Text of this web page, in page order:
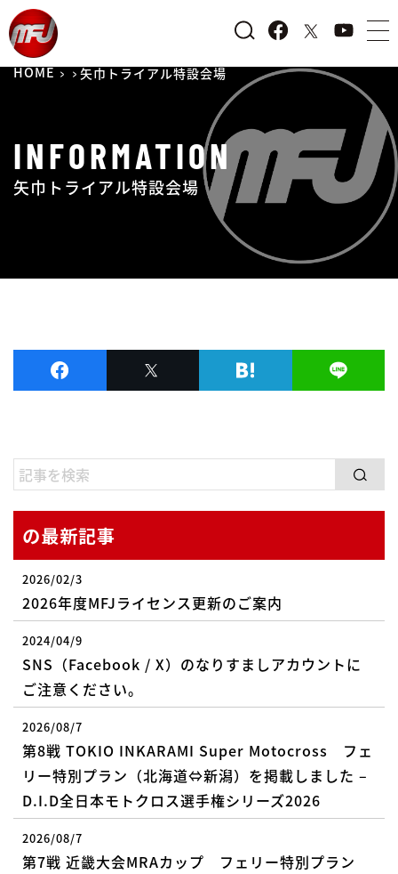
HOME 矢巾トライアル特設会場
INFORMATION
矢巾トライアル特設会場
の最新記事
2026/02/3
2026年度MFJライセンス更新のご案内
2024/04/9
SNS（Facebook / X）のなりすましアカウントに
ご注意ください。
2026/08/7
第8戦 TOKIO INKARAMI Super Motocross フェ
リー特別プラン（北海道⇔新潟）を掲載しました –
D.I.D全日本モトクロス選手権シリーズ2026
2026/08/7
第7戦 近畿大会MRAカップ フェリー特別プラン